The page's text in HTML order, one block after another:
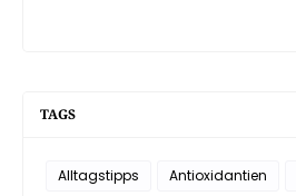
TAGS
Alltagstipps Antioxidantien